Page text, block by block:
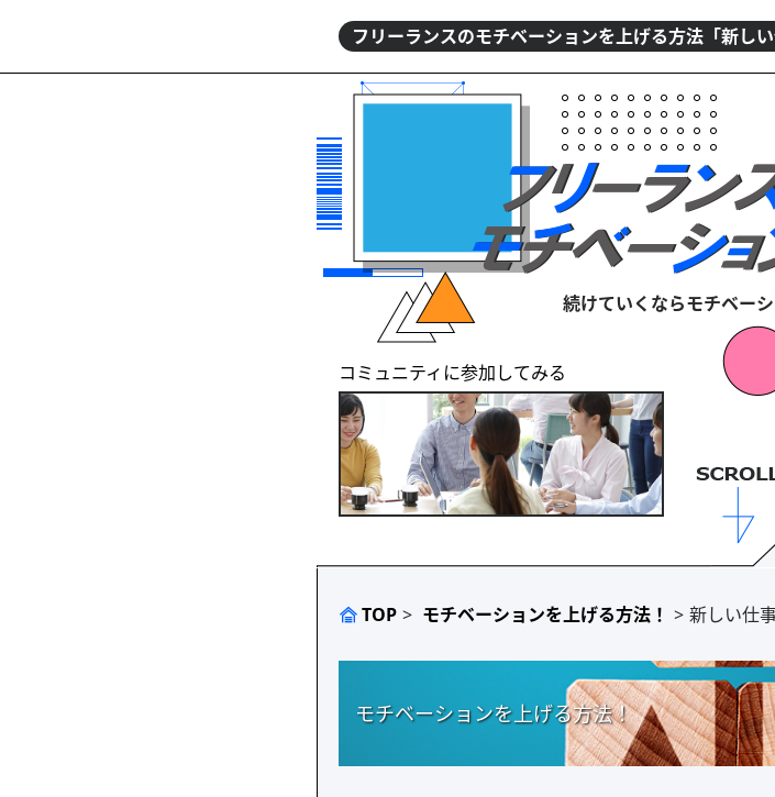
フリーランスのモチベーションを上げる方法「新しい
続けていくならモチベー
コミュニティに参加してみる
TOP > モチベーションを上げる方法！ > 新しい仕
モチベーションを上げる方法！